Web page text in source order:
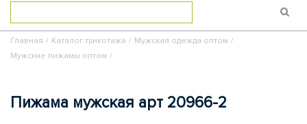
Главная / Каталог трикотажа / Мужская одежда оптом /
Мужские пижамы оптом /
Пижама мужская арт 20966-2